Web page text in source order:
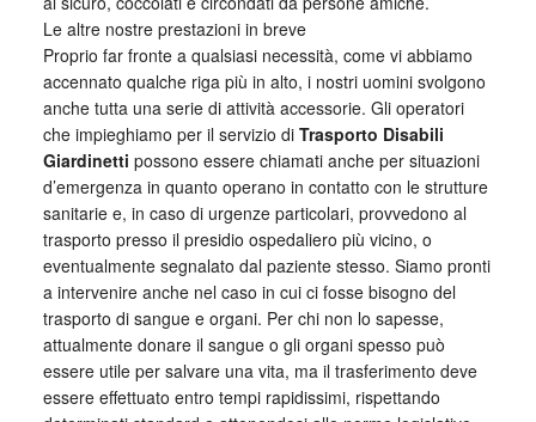
Le altre nostre prestazioni in breve
Proprio far fronte a qualsiasi necessità, come vi abbiamo
accennato qualche riga più in alto, i nostri uomini svolgono
anche tutta una serie di attività accessorie. Gli operatori
che impieghiamo per il servizio di Trasporto Disabili
Giardinetti possono essere chiamati anche per situazioni
d’emergenza in quanto operano in contatto con le strutture
sanitarie e, in caso di urgenze particolari, provvedono al
trasporto presso il presidio ospedaliero più vicino, o
eventualmente segnalato dal paziente stesso. Siamo pronti
a intervenire anche nel caso in cui ci fosse bisogno del
trasporto di sangue e organi. Per chi non lo sapesse,
attualmente donare il sangue o gli organi spesso può
essere utile per salvare una vita, ma il trasferimento deve
essere effettuato entro tempi rapidissimi, rispettando